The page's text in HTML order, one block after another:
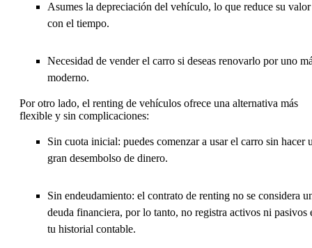
Asumes la depreciación del vehículo, lo que reduce su valor
con el tiempo.
Necesidad de vender el carro si deseas renovarlo por uno
moderno.
Por otro lado, el renting de vehículos ofrece una alternativa más
flexible y sin complicaciones:
Sin cuota inicial: puedes comenzar a usar el carro sin hacer
gran desembolso de dinero.
Sin endeudamiento: el contrato de renting no se considera
deuda financiera, por lo tanto, no registra activos ni pasivos
tu historial contable.